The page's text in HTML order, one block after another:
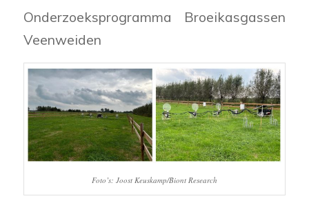
Onderzoeksprogramma Broeikasgassen
Veenweiden
Foto’s: Joost Keuskamp/Biont Research